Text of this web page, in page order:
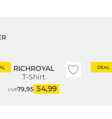
RICHROYAL
T-Shirt
UVP79,95 54,99
DEAL